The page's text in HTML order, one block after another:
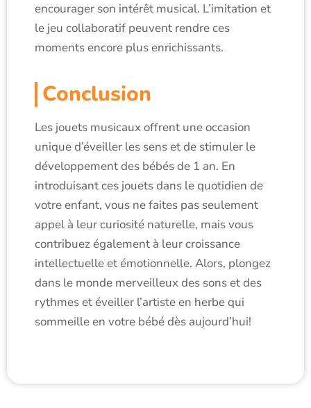
encourager son intérêt musical. L’imitation et
le jeu collaboratif peuvent rendre ces
moments encore plus enrichissants.
Conclusion
Les jouets musicaux offrent une occasion
unique d’éveiller les sens et de stimuler le
développement des bébés de 1 an. En
introduisant ces jouets dans le quotidien de
votre enfant, vous ne faites pas seulement
appel à leur curiosité naturelle, mais vous
contribuez également à leur croissance
intellectuelle et émotionnelle. Alors, plongez
dans le monde merveilleux des sons et des
rythmes et éveiller l’artiste en herbe qui
sommeille en votre bébé dès aujourd’hui!